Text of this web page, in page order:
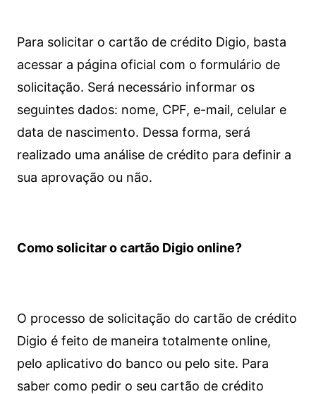
Para solicitar o cartão de crédito Digio, basta
acessar a página oficial com o formulário de
solicitação. Será necessário informar os
seguintes dados: nome, CPF, e-mail, celular e
data de nascimento. Dessa forma, será
realizado uma análise de crédito para definir a
sua aprovação ou não.
Como solicitar o cartão Digio online?
O processo de solicitação do cartão de crédito
Digio é feito de maneira totalmente online,
pelo aplicativo do banco ou pelo site. Para
saber como pedir o seu cartão de crédito